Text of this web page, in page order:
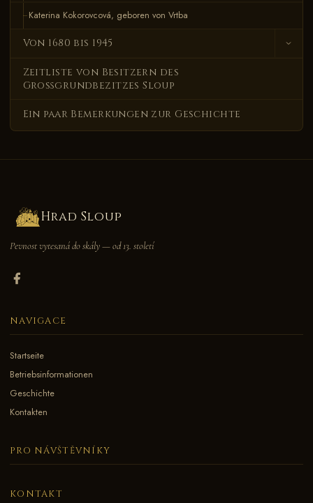
Katerina Kokorovcová, geboren von Vrtba
Von 1680 bis 1945
Ferdinand Hroznata, Freiherr Kokorovec von Kokorov
Zeitliste von Besitzern des
Großgrundbezitzes Sloup
Ein paar Bemerkungen zur Geschichte
Hrad Sloup
Pevnost vytesaná do skály — od 13. století
NAVIGACE
Startseite
Betriebsinformationen
Geschichte
Kontakten
PRO NÁVŠTĚVNÍKY
KONTAKT